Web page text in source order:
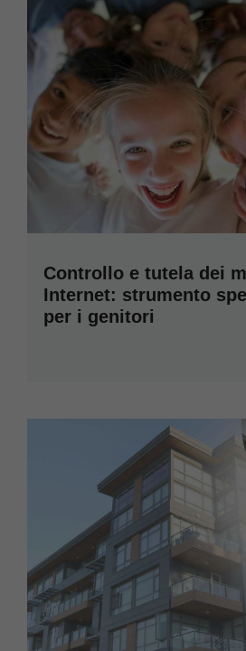
Controllo e tutela dei
Internet: strumento
per i genitori